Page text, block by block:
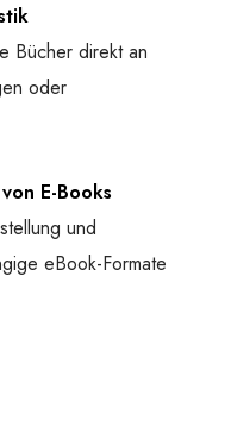
Bücher direkt an
oder
E-Books
und
eBook-Formate